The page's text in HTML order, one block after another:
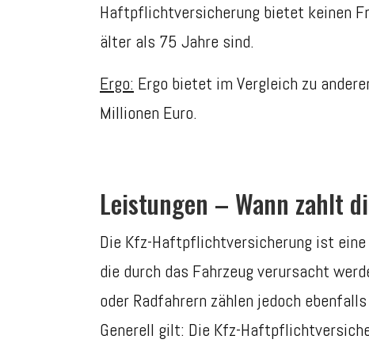
Haftpflichtversicherung bietet keinen
älter als 75 Jahre sind.
Ergo: Ergo bietet im Vergleich zu
Millionen Euro.
Leistungen – Wann zahlt
Die Kfz-Haftpflichtversicherung ist eine
die durch das Fahrzeug verursacht
oder Radfahrern zählen jedoch
Generell gilt: Die Kfz-